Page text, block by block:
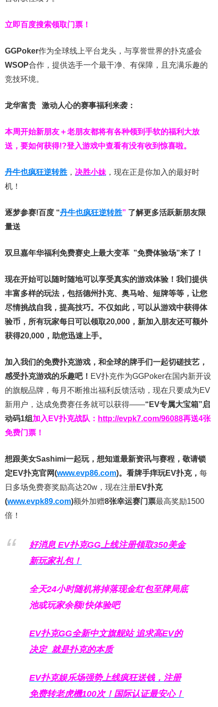
立即百度搜索领取门票！
GGPoker作为全球线上平台龙头，与享誉世界的扑克盛会
WSOP合作，提供选手一个最干净、有保障，且充满乐趣的
竞技环境。
龙华富贵 激动人心的赛事福利来袭：
本周开始新朋友＋老朋友都将有各种领到手软的福利大放
送，要如何获得!?登入游戏中查看有没有收到惊喜啦。
丹牛也疯狂逆转胜 ， 决胜小妹 ，现在正是你加入的最好时
机！
逐梦参赛!百度 “丹牛也疯狂逆转胜” 了解更多活跃新朋友限
量送
双旦嘉年华福利免费赛史上最大变革 ”免费体验场”来了！
现在开始可以随时随地可以享受真实的游戏体验！我们提供
丰富多样的玩法，包括德州扑克、奥马哈、短牌等等，让您
尽情挑战自我，提高技巧。不仅如此， 可以从游戏中获得体
验币，所有玩家每日可以领取20,000，新加入朋友还可额外
获得20,000，助您迅速上手。
加入我们的免费扑克游戏，和全球的牌手们一起切磋技艺，
感受扑克游戏的乐趣吧！ EV扑克作为GGPoker在国内新开设
的旗舰品牌，每月不断推出福利反馈活动，现在只要成为EV
新用户，达成免费赛任务就可以获得——“EV专属大宝箱”启
动码1组 加入EV扑克战队： http://evpk7.com/96088再送4张
免费门票！
想跟美女Sashimi一起玩， 想知道最新资讯与赛程， 敬请锁
定EV扑克官网(www.evp86.com)。 看牌手痒玩EV扑克， 每
日多场免费赛奖励高达20w，现在注册EV扑克
(www.evpk89.com)额外加赠8张幸运赛门票最高奖励1500
倍！
好消息 EV扑克GG上线注册领取350美金
新玩家礼包！
全天24小时随机将掉落现金红包至牌局底
池或玩家余额!快体验吧
EV扑克GG全新中文旗舰站追求高EV的
决定 就是扑克的本质
EV扑克娱乐场强势上线疯狂送钱，注册
免费转老虎機100次！国际认证最安心！